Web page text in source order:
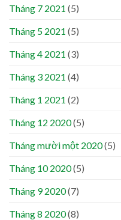
Tháng 7 2021 (5)
Tháng 5 2021 (5)
Tháng 4 2021 (3)
Tháng 3 2021 (4)
Tháng 1 2021 (2)
Tháng 12 2020(5)
Tháng mười một 2020(5)
Tháng 10 2020(5)
Tháng 9 2020(7)
Tháng 8 2020(8)